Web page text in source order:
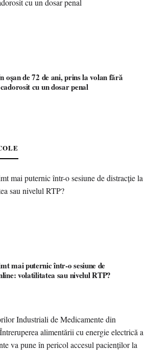
de 72 de ani, prins la volan fără
cu un dosar penal
mai puternic într-o sesiune de
volatilitatea sau nivelul RTP?